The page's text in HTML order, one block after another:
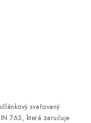
svařovaný
763, která zaručuje